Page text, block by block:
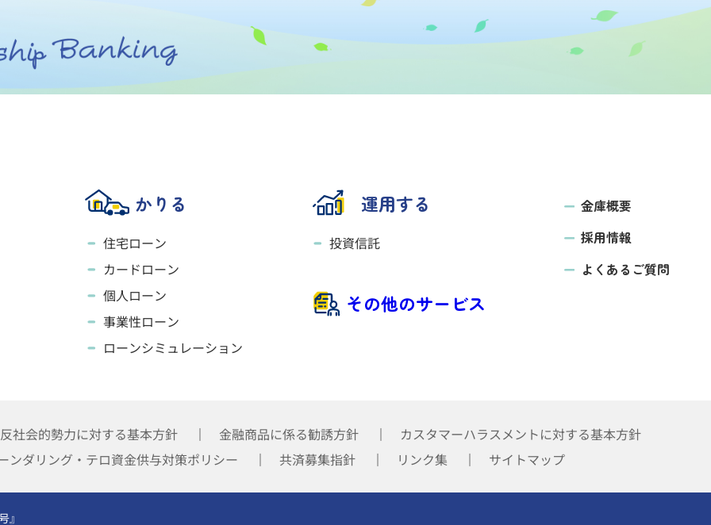
かりる
住宅ローン
カードローン
個人ローン
事業性ローン
ローンシミュレーション
運用する
投資信託
その他のサービス
金庫概要
採用情報
よくあるご質問
反社会的勢力に対する基本方針 金融商品に係る勧誘方針
カスタマーハラスメントに対する基本方針
ンダリング・テロ資金供与対策ポリシー
共済募集指針 リンク集 サイトマップ
』